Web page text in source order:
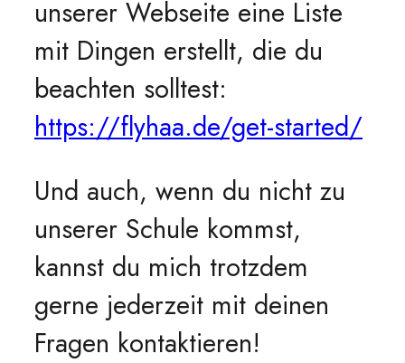
unserer Webseite eine Liste
mit Dingen erstellt, die du
beachten solltest:
https://flyhaa.de/get-started/
Und auch, wenn du nicht zu
unserer Schule kommst,
kannst du mich trotzdem
gerne jederzeit mit deinen
Fragen kontaktieren!